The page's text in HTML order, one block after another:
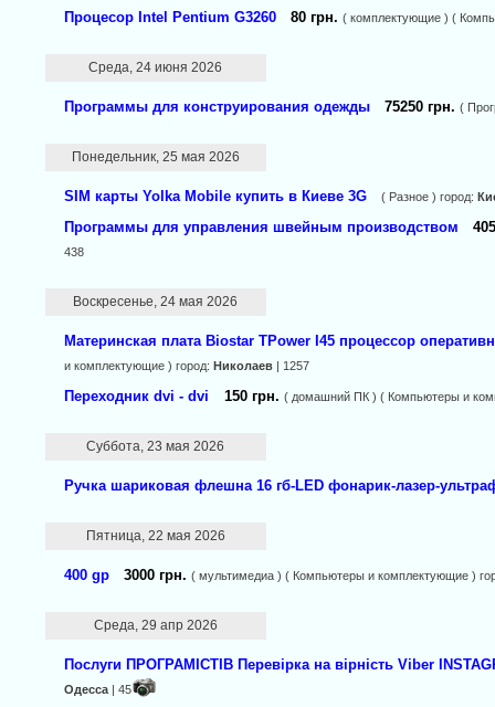
Процесор Intel Pentium G3260 80 грн. ( комплектующие ) (
Среда, 24 июня 2026
Программы для конструирования одежды 75250 грн. (
Понедельник, 25 мая 2026
SIM карты Yolka Mobile купить в Киеве 3G ( Разное ) город:
Программы для управления швейным производством
438
Воскресенье, 24 мая 2026
Материнская плата Biostar TPower I45 процессор
и комплектующие ) город: Николаев| 1257
Переходник dvi - dvi 150 грн. ( домашний ПК ) ( Компьютеры и
Суббота, 23 мая 2026
Ручка шариковая флешна 16 гб-LED фонарик-лазер-
Пятница, 22 мая 2026
400 gp 3000 грн. ( мультимедиа ) ( Компьютеры и комплектующие )
Среда, 29 апр 2026
Послуги ПРОГРАМІСТІВ Перевірка на вірність Viber
Одесса| 45